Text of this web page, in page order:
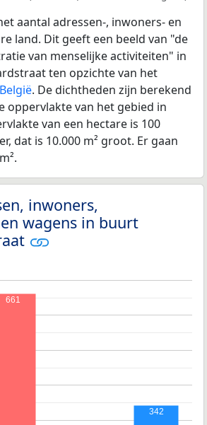
aantal adressen-, inwoners- en
land. Dit geeft een beeld van "de
van menselijke activiteiten" in
ten opzichte van het
België. De dichtheden zijn berekend
oppervlakte van het gebied in
van een hectare is 100
dat is 10.000 m² groot. Er gaan
inwoners,
wagens in buurt
661
342